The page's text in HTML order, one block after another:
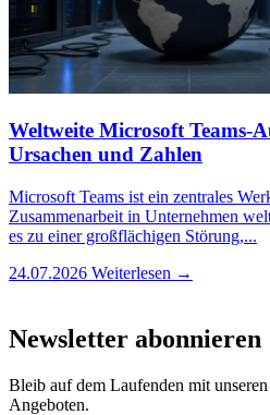
Weltweite Microsoft Teams-
Ursachen und Zahlen
Microsoft Teams ist ein zentrales
Zusammenarbeit in Unternehmen
es zu einer großflächigen Störung,...
24.07.2026 Weiterlesen →
Newsletter abonnieren
Bleib auf dem Laufenden mit
Angeboten.